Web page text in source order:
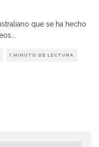
que se ha hecho
...
1 MINUTO DE LECTURA